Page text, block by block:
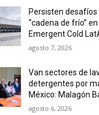
Persisten desafíos
“cadena de frío”
Emergent Cold
agosto 7, 2026
Van sectores de
detergentes por
México: Malagón
agosto 6, 2026